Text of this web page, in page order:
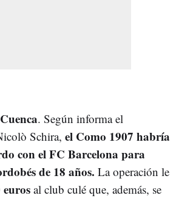
. Según informa el
Schira, el Como 1907 habría
con el FC Barcelona para
de 18 años. La operación le
al club culé que, además, se